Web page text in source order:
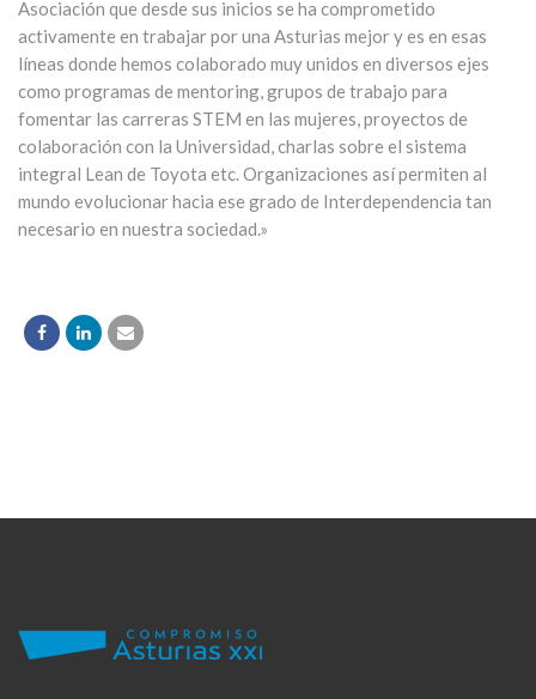
Asociación que desde sus inicios se ha comprometido
activamente en trabajar por una Asturias mejor y es en esas
líneas donde hemos colaborado muy unidos en diversos ejes
como programas de mentoring, grupos de trabajo para
fomentar las carreras STEM en las mujeres, proyectos de
colaboración con la Universidad, charlas sobre el sistema
integral Lean de Toyota etc. Organizaciones así permiten al
mundo evolucionar hacia ese grado de Interdependencia tan
necesario en nuestra sociedad.»